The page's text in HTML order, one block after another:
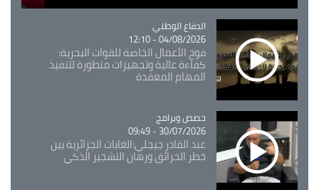
Catégorie
الدفاع الوطني
04/08/2026 - 12:10
فوج الأعمال الخاصة للقوات البحرية:
كفاءة عالية وتجهيزات متطورة لتنفيذ
المهام المعقدة
Catégorie
حصص وبرامج
30/07/2026 - 09:49
عبد القادر جيجلي:الغابات الجزائرية بين
خطر الحرائق ورهان التشجير الذكي